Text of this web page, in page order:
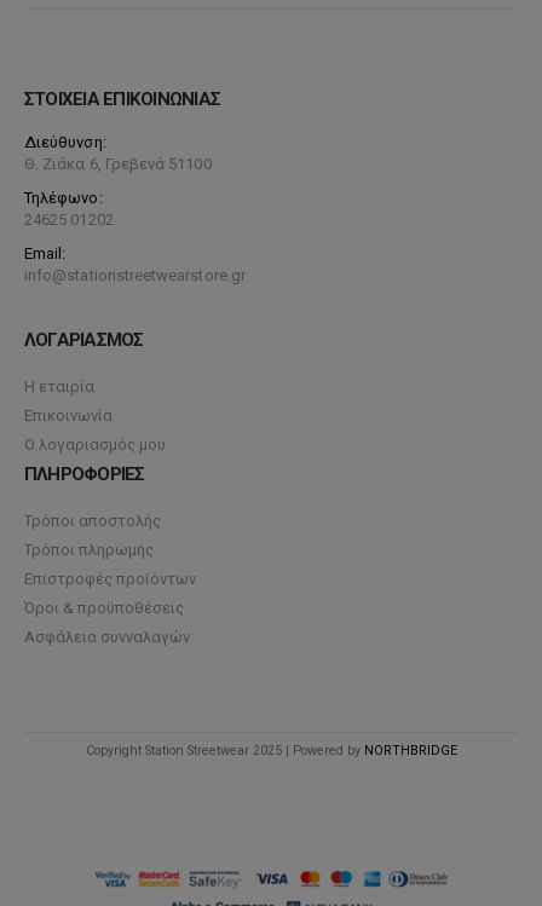
ΣΤΟΙΧΕΙΑ ΕΠΙΚΟΙΝΩΝΙΑΣ
Διεύθυνση:
Θ. Ζιάκα 6, Γρεβενά 51100
Τηλέφωνο:
24625 01202
Email:
info@stationstreetwearstore.gr
ΛΟΓΑΡΙΑΣΜΟΣ
Η εταιρία
Επικοινωνία
Ο λογαριασμός μου
ΠΛΗΡΟΦΟΡΙΕΣ
Τρόποι αποστολής
Τρόποι πληρωμής
Επιστροφές προϊόντων
Όροι & προϋποθέσεις
Ασφάλεια συνναλαγών
Copyright Station Streetwear 2025 | Powered by NORTHBRIDGE